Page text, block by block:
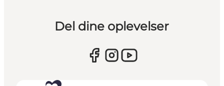
Del dine oplevelser